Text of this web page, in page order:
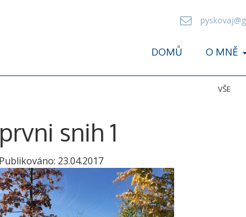
DOMŮ O MNĚ
VŠE
prvni snih 1
Publikováno: 23.04.2017